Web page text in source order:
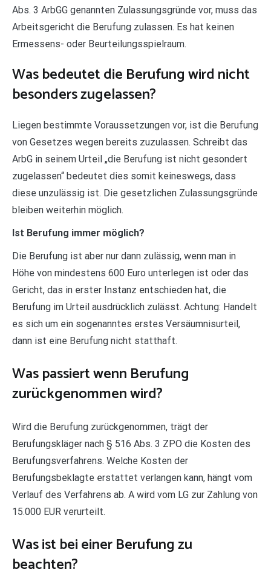
Abs. 3 ArbGG genannten Zulassungsgründe vor, muss das
Arbeitsgericht die Berufung zulassen. Es hat keinen
Ermessens- oder Beurteilungsspielraum.
Was bedeutet die Berufung wird nicht
besonders zugelassen?
Liegen bestimmte Voraussetzungen vor, ist die Berufung
von Gesetzes wegen bereits zuzulassen. Schreibt das
ArbG in seinem Urteil „die Berufung ist nicht gesondert
zugelassen“ bedeutet dies somit keineswegs, dass
diese unzulässig ist. Die gesetzlichen Zulassungsgründe
bleiben weiterhin möglich.
Ist Berufung immer möglich?
Die Berufung ist aber nur dann zulässig, wenn man in
Höhe von mindestens 600 Euro unterlegen ist oder das
Gericht, das in erster Instanz entschieden hat, die
Berufung im Urteil ausdrücklich zulässt. Achtung: Handelt
es sich um ein sogenanntes erstes Versäumnisurteil,
dann ist eine Berufung nicht statthaft.
Was passiert wenn Berufung
zurückgenommen wird?
Wird die Berufung zurückgenommen, trägt der
Berufungskläger nach § 516 Abs. 3 ZPO die Kosten des
Berufungsverfahrens. Welche Kosten der
Berufungsbeklagte erstattet verlangen kann, hängt vom
Verlauf des Verfahrens ab. A wird vom LG zur Zahlung von
15.000 EUR verurteilt.
Was ist bei einer Berufung zu
beachten?